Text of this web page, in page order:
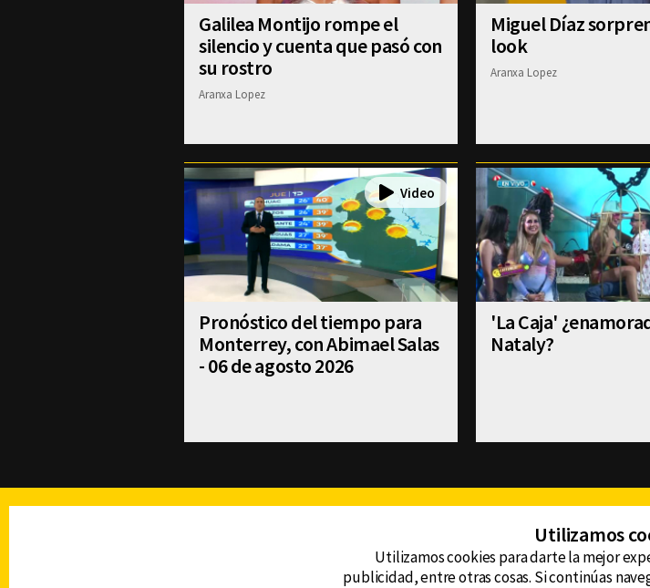
Galilea Montijo rompe el
silencio y cuenta que pasó con
su rostro
Aranxa Lopez
Miguel Díaz
look
Aranxa Lopez
Pronóstico del tiempo para
Monterrey, con Abimael Salas
- 06 de agosto 2026
'La Caja'
Nataly?
Utilizamos
Utilizamos cookies para darte la mejor
publicidad, entre otras cosas. Si continúas